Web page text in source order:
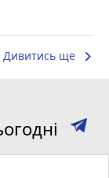
Дивитись ще keyboard_arrow_right